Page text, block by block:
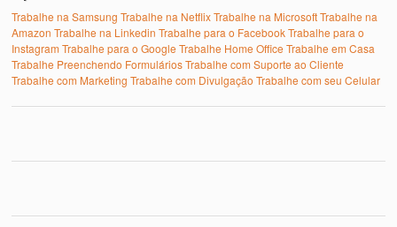
Trabalhe na Samsung Trabalhe na NetflixTrabalhe na MicrosoftTrabalhe na
Amazon Trabalhe na Linkedin Trabalhe para o FacebookTrabalhe para o
Instagram Trabalhe para o Google Trabalhe Home Office Trabalhe em Casa
Trabalhe Preenchendo FormuláriosTrabalhe com Suporte ao Cliente
Trabalhe com Marketing Trabalhe com Divulgação Trabalhe com seu Celular